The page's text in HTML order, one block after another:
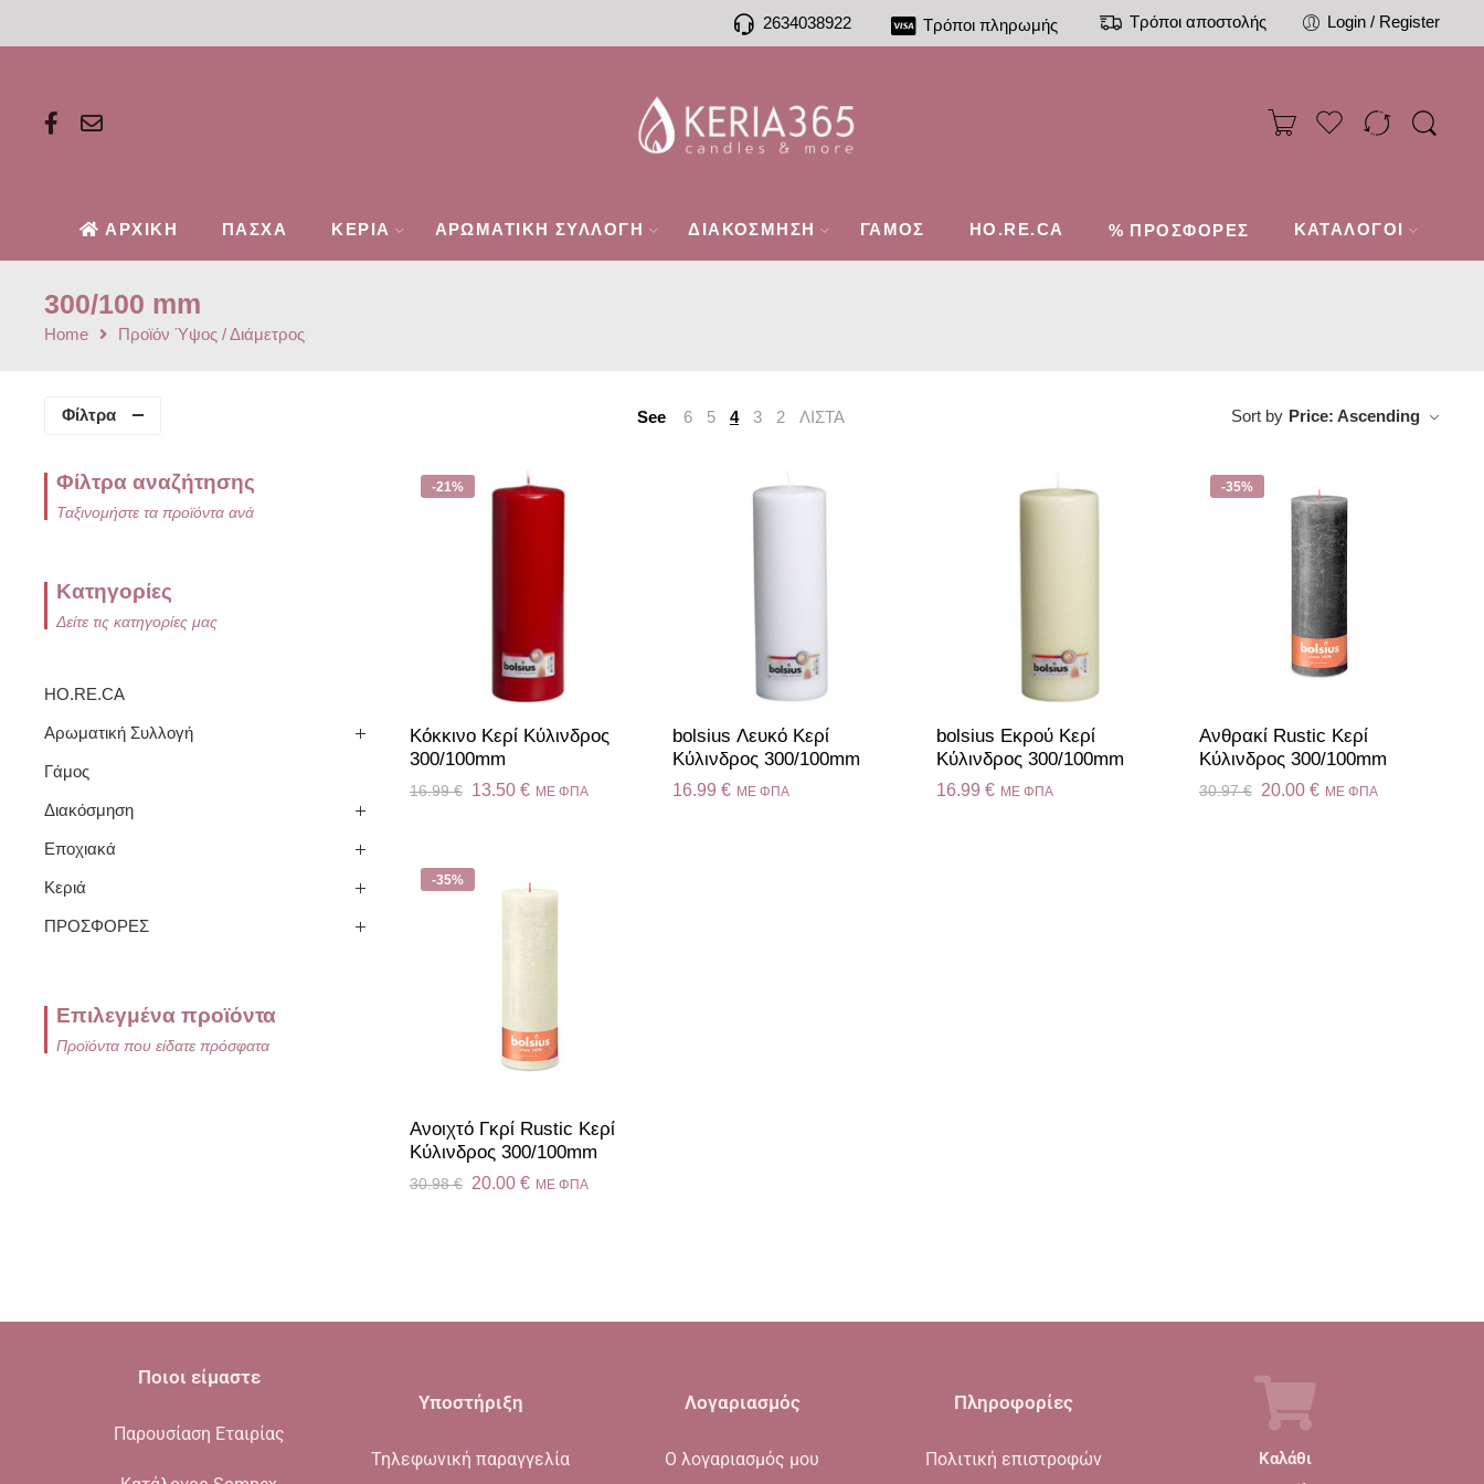
2634038922 Τρόποι πληρωμής Τρόποι αποστολής Login / Register
ΑΡΧΙΚΗ ΠΑΣΧΑ ΚΕΡΙΑ ΑΡΩΜΑΤΙΚΗ ΣΥΛΛΟΓΗ ΔΙΑΚΟΣΜΗΣΗ ΓΑΜΟΣ HO.RE.CA % ΠΡΟΣΦΟΡΕΣ ΚΑΤΑΛΟΓΟΙ
300/100 mm
Home Προϊόν Ύψος / Διάμετρος
Φίλτρα See 6 5 4 3 2 ΛΙΣΤΑ Sort by Price: Ascending
-21%
Κόκκινο Κερί Κύλινδρος
300/100mm
16.99€ 13.50 € ME ΦΠΑ
bolsius Λευκό Κερί
Κύλινδρος 300/100mm
16.99€ ME ΦΠΑ
bolsius Εκρού Κερί
Κύλινδρος 300/100mm
16.99 € ME ΦΠΑ
-35%
Aνθρακί Rustic Κερί
Kύλινδρος 300/100mm
30.97€ 20.00 € ME ΦΠΑ
-35%
Ανοιχτό Γκρί Rustic Κερί
Kύλινδρος 300/100mm
30.98€ 20.00 € ME ΦΠΑ
Φίλτρα αναζήτησης
Ταξινομήστε τα προϊόντα ανά
Κατηγορίες
Δείτε τις κατηγορίες μας
HO.RE.CA
Αρωματική Συλλογή
Γάμος
Διακόσμηση
Εποχιακά
Κεριά
ΠΡΟΣΦΟΡΕΣ
Επιλεγμένα προϊόντα
Προϊόντα που είδατε πρόσφατα
Ποιοι είμαστε
Παρουσίαση Εταιρίας
Υποστήριξη
Τηλεφωνική παραγγελία
Λογαριασμός
Ο λογαριασμός μου
Πληροφορίες
Πολιτική επιστροφών
Καλάθι